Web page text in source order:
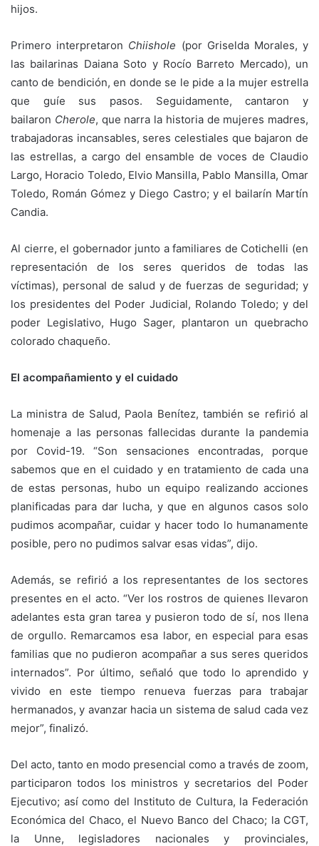
hijos.
Primero interpretaron Chiishole (por Griselda Morales, y
las bailarinas Daiana Soto y Rocío Barreto Mercado), un
canto de bendición, en donde se le pide a la mujer estrella
que guíe sus pasos. Seguidamente, cantaron y
bailaron Cherole, que narra la historia de mujeres madres,
trabajadoras incansables, seres celestiales que bajaron de
las estrellas, a cargo del ensamble de voces de Claudio
Largo, Horacio Toledo, Elvio Mansilla, Pablo Mansilla, Omar
Toledo, Román Gómez y Diego Castro; y el bailarín Martín
Candia.
Al cierre, el gobernador junto a familiares de Cotichelli (en
representación de los seres queridos de todas las
víctimas), personal de salud y de fuerzas de seguridad; y
los presidentes del Poder Judicial, Rolando Toledo; y del
poder Legislativo, Hugo Sager, plantaron un quebracho
colorado chaqueño.
El acompañamiento y el cuidado
La ministra de Salud, Paola Benítez, también se refirió al
homenaje a las personas fallecidas durante la pandemia
por Covid-19. “Son sensaciones encontradas, porque
sabemos que en el cuidado y en tratamiento de cada una
de estas personas, hubo un equipo realizando acciones
planificadas para dar lucha, y que en algunos casos solo
pudimos acompañar, cuidar y hacer todo lo humanamente
posible, pero no pudimos salvar esas vidas”, dijo.
Además, se refirió a los representantes de los sectores
presentes en el acto. “Ver los rostros de quienes llevaron
adelantes esta gran tarea y pusieron todo de sí, nos llena
de orgullo. Remarcamos esa labor, en especial para esas
familias que no pudieron acompañar a sus seres queridos
internados”. Por último, señaló que todo lo aprendido y
vivido en este tiempo renueva fuerzas para trabajar
hermanados, y avanzar hacia un sistema de salud cada vez
mejor”, finalizó.
Del acto, tanto en modo presencial como a través de zoom,
participaron todos los ministros y secretarios del Poder
Ejecutivo; así como del Instituto de Cultura, la Federación
Económica del Chaco, el Nuevo Banco del Chaco; la CGT,
la Unne, legisladores nacionales y provinciales,